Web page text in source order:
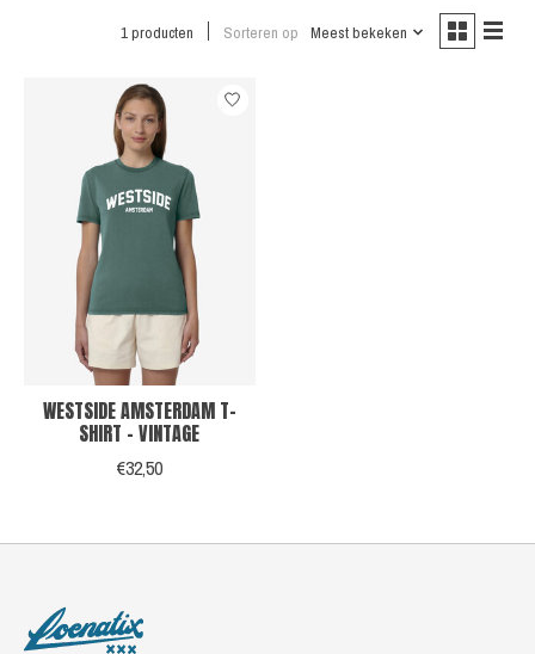
1 producten Sorteren op Meest bekeken
WESTSIDE AMSTERDAM T-
SHIRT - VINTAGE
€32,50